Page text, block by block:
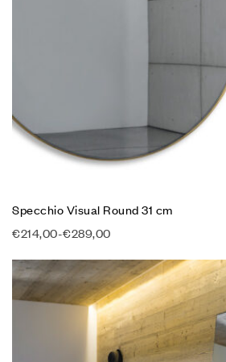
Specchio Visual Round 31 cm
€214,00-€289,00